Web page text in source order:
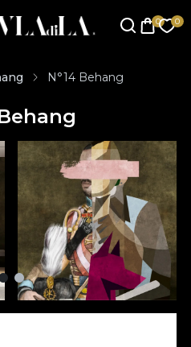
N°14 Behang